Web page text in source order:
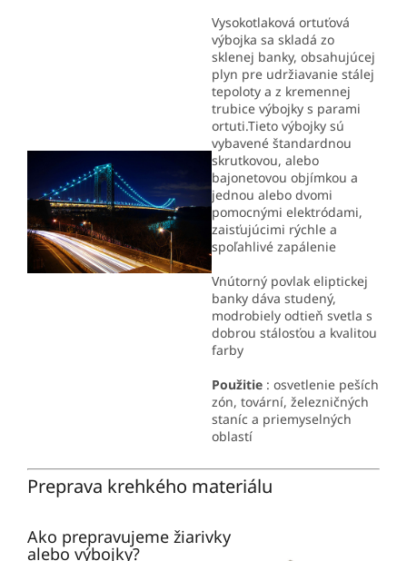
Vysokotlaková ortuťová
výbojka sa skladá zo
sklenej banky, obsahujúcej
plyn pre udržiavanie stálej
tepoloty a z kremennej
trubice výbojky s parami
ortuti.Tieto výbojky sú
vybavené štandardnou
skrutkovou, alebo
bajonetovou objímkou a
jednou alebo dvomi
pomocnými elektródami,
zaisťujúcimi rýchle a
spoľahlivé zapálenie
Vnútorný povlak eliptickej
banky dáva studený,
modrobiely odtieň svetla s
dobrou stálosťou a kvalitou
farby
Použitie : osvetlenie peších
zón, tovární, železničných
staníc a priemyselných
oblastí
Preprava krehkého materiálu
Ako prepravujeme žiarivky
alebo výbojky?